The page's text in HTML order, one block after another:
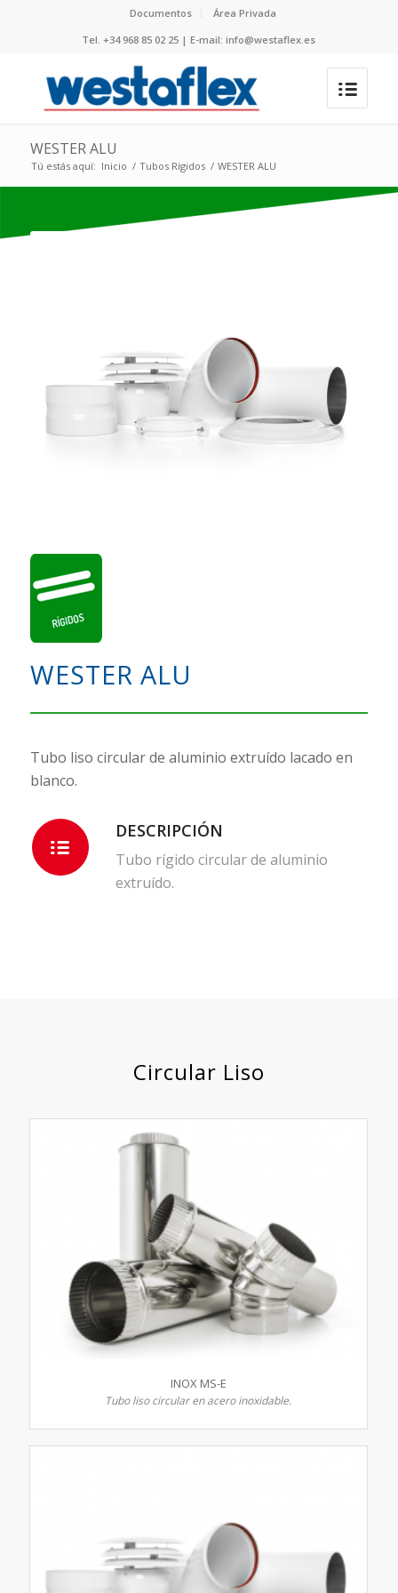
Documentos
Área Privada
Tel. +34 968 85 02 25 | E-mail: info@westaflex.es
WESTER ALU
Tú estás aquí: Inicio / Tubos Rígidos / WESTER ALU
WESTER ALU
Tubo liso circular de aluminio extruído lacado en
blanco.
DESCRIPCIÓN
Tubo rígido circular de aluminio
extruído.
Circular Liso
INOX MS-E
Tubo liso circular en acero inoxidable.